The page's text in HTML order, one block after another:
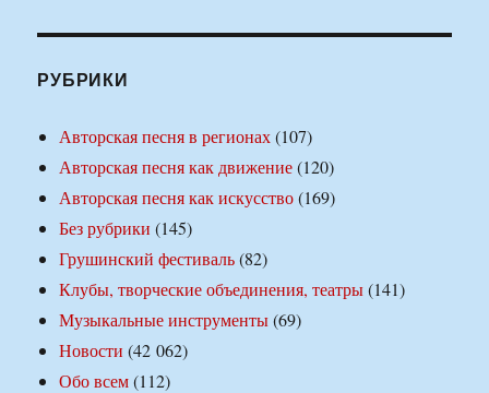
РУБРИКИ
Авторская песня в регионах(107)
Авторская песня как движение(120)
Авторская песня как искусство(169)
Без рубрики (145)
Грушинский фестиваль(82)
Клубы, творческие объединения, театры(141)
Музыкальные инструменты(69)
Новости (42 062)
Обо всем(112)